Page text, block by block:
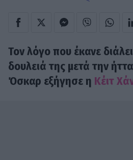
Τον λόγο που έκανε
δουλειά της μετά την
Όσκαρ εξήγησε η Κέιτ